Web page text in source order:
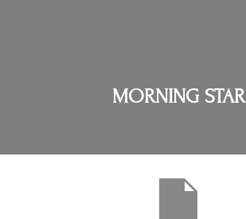
MORNING STAR